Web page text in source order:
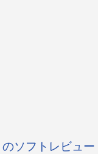
ソフトレビュー